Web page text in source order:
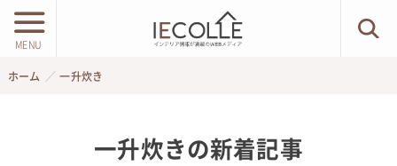
MENU
ホーム 一升炊き
一升炊きの新着記事